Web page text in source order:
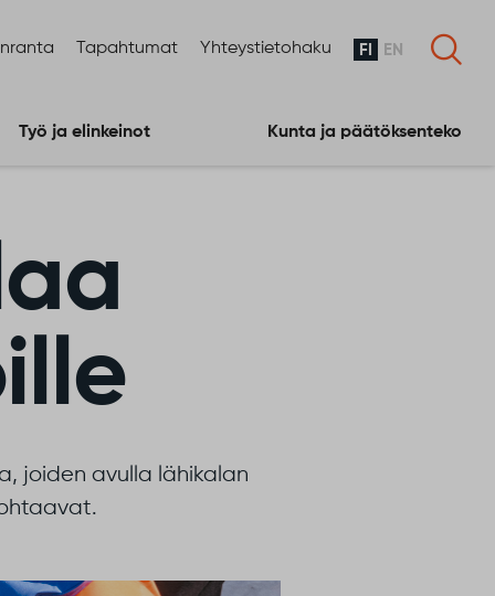
Tapahtumat Yhteystietohaku FI EN
Työ ja elinkeinot Kunta ja päätöksenteko
joiden avulla lähikalan